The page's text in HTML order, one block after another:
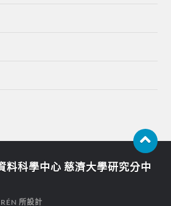
料科學中心 慈濟大學研究分中
所設計